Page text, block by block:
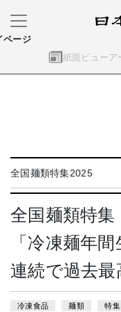
紙面ビューア
ページ
全国麺類特集2025
全国麺類特
「冷凍麺年
連続で過去最
冷凍食品 麺類 特集